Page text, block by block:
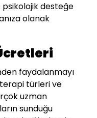
psikolojik desteğe
olanak
faydalanmayı
terapi türleri ve
uzman
sunduğu